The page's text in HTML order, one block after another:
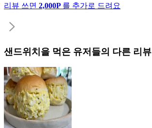
리뷰 쓰면 2,000P 를 추가로 드려요
샌드위치 을 먹은 유저들의 다른 리뷰